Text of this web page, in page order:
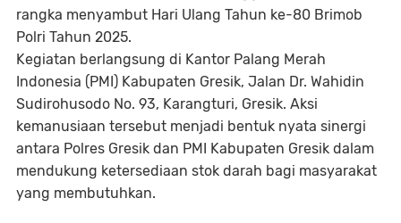
rangka menyambut Hari Ulang Tahun ke-80 Brimob
Polri Tahun 2025.
Kegiatan berlangsung di Kantor Palang Merah
Indonesia (PMI) Kabupaten Gresik, Jalan Dr. Wahidin
Sudirohusodo No. 93, Karangturi, Gresik. Aksi
kemanusiaan tersebut menjadi bentuk nyata sinergi
antara Polres Gresik dan PMI Kabupaten Gresik dalam
mendukung ketersediaan stok darah bagi masyarakat
yang membutuhkan.